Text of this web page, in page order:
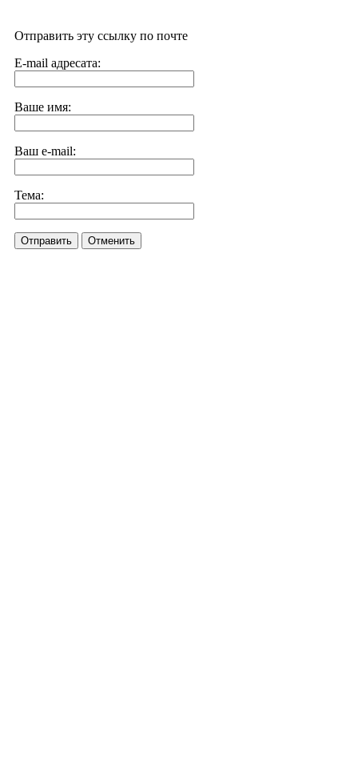
Отправить эту ссылку по почте
E-mail адресата:
Ваше имя:
Ваш e-mail:
Тема:
Отправить Отменить